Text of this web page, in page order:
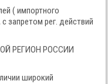
( импортного
запретом рег. действий
РЕГИОН РОССИИ
широкий